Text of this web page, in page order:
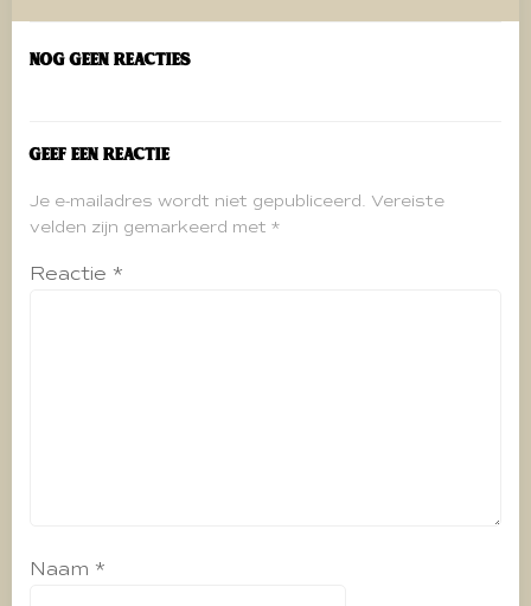
navigatie
Nog geen reacties
Geef een reactie
Je e-mailadres wordt niet gepubliceerd. Vereiste
velden zijn gemarkeerd met *
Reactie *
Naam *